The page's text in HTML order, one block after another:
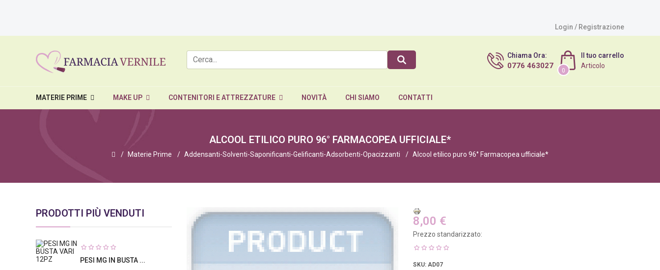
Login / Registrazione
Il tuo carrello
0
Articolo
Chiama Ora:
0776 463027
MATERIE PRIME MAKE UP CONTENITORI E ATTREZZATURE NOVITÀ CHI SIAMO CONTATTI
ALCOOL ETILICO PURO 96° FARMACOPEA UFFICIALE*
Materie Prime Addensanti-Solventi-Saponificanti-Gelificanti-Adsorbenti-Opacizzanti Alcool etilico puro 96° Farmacopea ufficiale*
PRODOTTI PIÙ VENDUTI
PESI MG IN BUSTA ...
8,00 €
Prezzo standarizzato:
SKU: AD07